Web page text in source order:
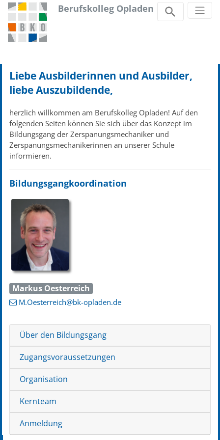
Berufskolleg Opladen
Liebe Ausbilderinnen und Ausbilder,
liebe Auszubildende,
herzlich willkommen am Berufskolleg Opladen! Auf den
folgenden Seiten können Sie sich über das Konzept im
Bildungsgang der Zerspanungsmechaniker und
Zerspanungsmechanikerinnen an unserer Schule
informieren.
Bildungsgangkoordination
Markus Oesterreich
M.Oesterreich@bk-opladen.de
Über den Bildungsgang
Zugangsvoraussetzungen
Organisation
Kernteam
Anmeldung